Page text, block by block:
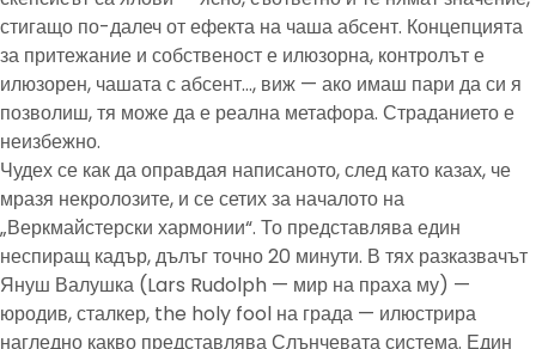
стигащо по-далеч от ефекта на чаша абсент. Концепцията
за притежание и собственост е илюзорна, контролът е
илюзорен, чашата с абсент…, виж — ако имаш пари да си я
позволиш, тя може да е реална метафора. Страданието е
неизбежно.
Чудех се как да оправдая написаното, след като казах, че
мразя некролозите, и се сетих за началото на
„Веркмайстерски хармонии“. То представлява един
неспиращ кадър, дълъг точно 20 минути. В тях разказвачът
Януш Валушка (Lars Rudolph — мир на праха му) —
юродив, сталкер, the holy fool на града — илюстрира
нагледно какво представлява Слънчевата система. Един